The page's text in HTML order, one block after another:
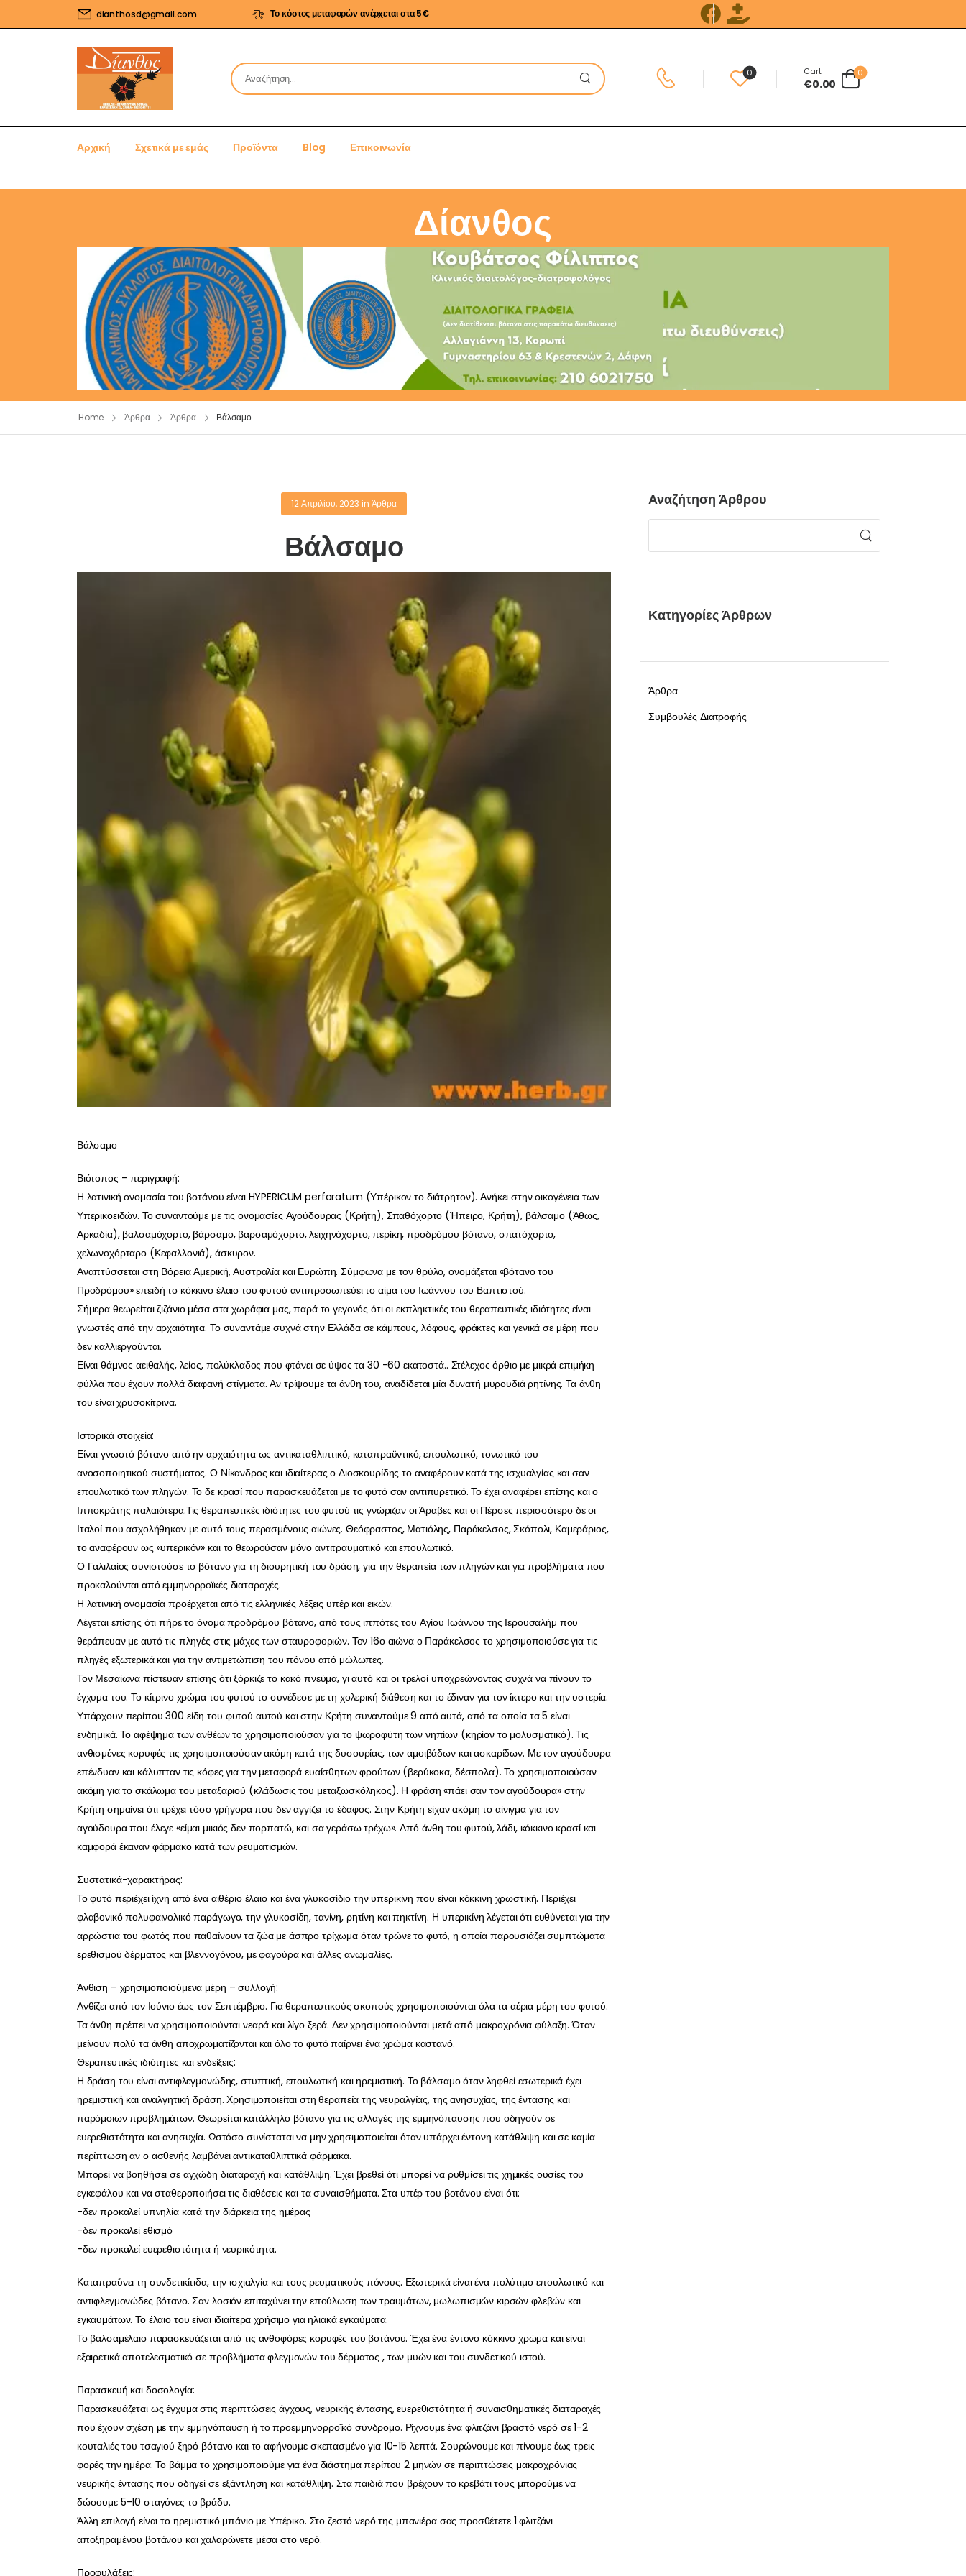
dianthosd@gmail.com Το κόστος μεταφορών ανέρχεται στα 5€
0 Cart
€0.00
0
Αρχική Σχετικά με εμάς Προϊόντα Blog Επικοινωνία
Δίανθος
Home Άρθρα Άρθρα Βάλσαμο
Αναζήτηση Άρθρου
Κατηγορίες Άρθρων
Άρθρα
Συμβουλές Διατροφής
12 Απριλίου, 2023 in Άρθρα
Βάλσαμο
Βάλσαμο
Βιότοπος – περιγραφή:
Η λατινική ονομασία του βοτάνου είναι HYPERICUM perforatum (Υπέρικον το διάτρητον). Ανήκει στην οικογένεια των
Υπερικοειδών. Το συναντούμε με τις ονομασίες Αγούδουρας (Κρήτη), Σπαθόχορτο (Ήπειρο, Κρήτη), βάλσαμο (Άθως,
Αρκαδία), βαλσαμόχορτο, βάρσαμο, βαρσαμόχορτο, λειχηνόχορτο, περίκη, προδρόμου βότανο, σπατόχορτο,
χελωνοχόρταρο (Κεφαλλονιά), άσκυρον.
Αναπτύσσεται στη Βόρεια Αμερική, Αυστραλία και Ευρώπη. Σύμφωνα με τον θρύλο, ονομάζεται «βότανο του
Προδρόμου» επειδή το κόκκινο έλαιο του φυτού αντιπροσωπεύει το αίμα του Ιωάννου του Βαπτιστού.
Σήμερα θεωρείται ζιζάνιο μέσα στα χωράφια μας, παρά το γεγονός ότι οι εκπληκτικές του θεραπευτικές ιδιότητες είναι
γνωστές από την αρχαιότητα. Το συναντάμε συχνά στην Ελλάδα σε κάμπους, λόφους, φράκτες και γενικά σε μέρη που
δεν καλλιεργούνται.
Είναι θάμνος αειθαλής, λείος, πολύκλαδος που φτάνει σε ύψος τα 30 -60 εκατοστά.. Στέλεχος όρθιο με μικρά επιμήκη
φύλλα που έχουν πολλά διαφανή στίγματα. Αν τρίψουμε τα άνθη του, αναδίδεται μία δυνατή μυρουδιά ρητίνης. Τα άνθη
του είναι χρυσοκίτρινα.
Ιστορικά στοιχεία:
Είναι γνωστό βότανο από ην αρχαιότητα ως αντικαταθλιπτικό, καταπραϋντικό, επουλωτικό, τονωτικό του
ανοσοποιητικού συστήματος. Ο Νίκανδρος και ιδιαίτερας ο Διοσκουρίδης το αναφέρουν κατά της ισχυαλγίας και σαν
επουλωτικό των πληγών. Το δε κρασί που παρασκευάζεται με το φυτό σαν αντιπυρετικό. Το έχει αναφέρει επίσης και ο
Ιπποκράτης παλαιότερα.Τις θεραπευτικές ιδιότητες του φυτού τις γνώριζαν οι Άραβες και οι Πέρσες περισσότερο δε οι
Ιταλοί που ασχολήθηκαν με αυτό τους περασμένους αιώνες. Θεόφραστος, Ματιόλης, Παράκελσος, Σκόπολι, Καμεράριος,
το αναφέρουν ως «υπερικόν» και το θεωρούσαν μόνο αντιτραυματικό και επουλωτικό.
Ο Γαλιλαίος συνιστούσε το βότανο για τη διουρητική του δράση, για την θεραπεία των πληγών και για προβλήματα που
προκαλούνται από εμμηνορροϊκές διαταραχές.
Η λατινική ονομασία προέρχεται από τις ελληνικές λέξεις υπέρ και εικών.
Λέγεται επίσης ότι πήρε το όνομα προδρόμου βότανο, από τους ιππότες του Αγίου Ιωάννου της Ιερουσαλήμ που
θεράπευαν με αυτό τις πληγές στις μάχες των σταυροφοριών. Τον 16ο αιώνα ο Παράκελσος το χρησιμοποιούσε για τις
πληγές εξωτερικά και για την αντιμετώπιση του πόνου από μώλωπες.
Τον Μεσαίωνα πίστευαν επίσης ότι ξόρκιζε το κακό πνεύμα, γι αυτό και οι τρελοί υποχρεώνοντας συχνά να πίνουν το
έγχυμα του. Το κίτρινο χρώμα του φυτού το συνέδεσε με τη χολερική διάθεση και το έδιναν για τον ίκτερο και την υστερία.
Υπάρχουν περίπου 300 είδη του φυτού αυτού και στην Κρήτη συναντούμε 9 από αυτά, από τα οποία τα 5 είναι
ενδημικά. Το αφέψημα των ανθέων το χρησιμοποιούσαν για το ψωροφύτη των νηπίων (κηρίον το μολυσματικό). Τις
ανθισμένες κορυφές τις χρησιμοποιούσαν ακόμη κατά της δυσουρίας, των αμοιβάδων και ασκαρίδων. Με τον αγούδουρα
επένδυαν και κάλυπταν τις κόφες για την μεταφορά ευαίσθητων φρούτων (βερύκοκα, δέσπολα). Το χρησιμοποιούσαν
ακόμη για το σκάλωμα του μεταξαριού (κλάδωσις του μεταξωσκόληκος). Η φράση «πάει σαν τον αγούδουρα» στην
Κρήτη σημαίνει ότι τρέχει τόσο γρήγορα που δεν αγγίζει το έδαφος. Στην Κρήτη είχαν ακόμη το αίνιγμα για τον
αγούδουρα που έλεγε «είμαι μικιός δεν πορπατώ, και σα γεράσω τρέχω». Από άνθη του φυτού, λάδι, κόκκινο κρασί και
καμφορά έκαναν φάρμακο κατά των ρευματισμών.
Συστατικά-χαρακτήρας:
Το φυτό περιέχει ίχνη από ένα αιθέριο έλαιο και ένα γλυκοσίδιο την υπερικίνη που είναι κόκκινη χρωστική. Περιέχει
φλαβονικό πολυφαινολικό παράγωγο, την γλυκοσίδη, τανίνη, ρητίνη και πηκτίνη. Η υπερικίνη λέγεται ότι ευθύνεται για την
αρρώστια του φωτός που παθαίνουν τα ζώα με άσπρο τρίχωμα όταν τρώνε το φυτό, η οποία παρουσιάζει συμπτώματα
ερεθισμού δέρματος και βλεννογόνου, με φαγούρα και άλλες ανωμαλίες.
Άνθιση – χρησιμοποιούμενα μέρη – συλλογή:
Ανθίζει από τον Ιούνιο έως τον Σεπτέμβριο. Για θεραπευτικούς σκοπούς χρησιμοποιούνται όλα τα αέρια μέρη του φυτού.
Τα άνθη πρέπει να χρησιμοποιούνται νεαρά και λίγο ξερά. Δεν χρησιμοποιούνται μετά από μακροχρόνια φύλαξη. Όταν
μείνουν πολύ τα άνθη αποχρωματίζονται και όλο το φυτό παίρνει ένα χρώμα καστανό.
Θεραπευτικές ιδιότητες και ενδείξεις:
Η δράση του είναι αντιφλεγμονώδης, στυπτική, επουλωτική και ηρεμιστική. Το βάλσαμο όταν ληφθεί εσωτερικά έχει
ηρεμιστική και αναλγητική δράση. Χρησιμοποιείται στη θεραπεία της νευραλγίας, της ανησυχίας, της έντασης και
παρόμοιων προβλημάτων. Θεωρείται κατάλληλο βότανο για τις αλλαγές της εμμηνόπαυσης που οδηγούν σε
ευερεθιστότητα και ανησυχία. Ωστόσο συνίσταται να μην χρησιμοποιείται όταν υπάρχει έντονη κατάθλιψη και σε καμία
περίπτωση αν ο ασθενής λαμβάνει αντικαταθλιπτικά φάρμακα.
Μπορεί να βοηθήσει σε αγχώδη διαταραχή και κατάθλιψη. Έχει βρεθεί ότι μπορεί να ρυθμίσει τις χημικές ουσίες του
εγκεφάλου και να σταθεροποιήσει τις διαθέσεις και τα συναισθήματα. Στα υπέρ του βοτάνου είναι ότι:
-δεν προκαλεί υπνηλία κατά την διάρκεια της ημέρας
-δεν προκαλεί εθισμό
-δεν προκαλεί ευερεθιστότητα ή νευρικότητα.
Καταπραΰνει τη συνδετικίτιδα, την ισχιαλγία και τους ρευματικούς πόνους. Εξωτερικά είναι ένα πολύτιμο επουλωτικό και
αντιφλεγμονώδες βότανο. Σαν λοσιόν επιταχύνει την επούλωση των τραυμάτων, μωλωπισμών κιρσών φλεβών και
εγκαυμάτων. Το έλαιο του είναι ιδιαίτερα χρήσιμο για ηλιακά εγκαύματα.
Το βαλσαμέλαιο παρασκευάζεται από τις ανθοφόρες κορυφές του βοτάνου. Έχει ένα έντονο κόκκινο χρώμα και είναι
εξαιρετικά αποτελεσματικό σε προβλήματα φλεγμονών του δέρματος , των μυών και του συνδετικού ιστού.
Παρασκευή και δοσολογία:
Παρασκευάζεται ως έγχυμα στις περιπτώσεις άγχους, νευρικής έντασης, ευερεθιστότητα ή συναισθηματικές διαταραχές
που έχουν σχέση με την εμμηνόπαυση ή το προεμμηνορροϊκό σύνδρομο. Ρίχνουμε ένα φλιτζάνι βραστό νερό σε 1-2
κουταλιές του τσαγιού ξηρό βότανο και το αφήνουμε σκεπασμένο για 10-15 λεπτά. Σουρώνουμε και πίνουμε έως τρεις
φορές την ημέρα. Το βάμμα το χρησιμοποιούμε για ένα διάστημα περίπου 2 μηνών σε περιπτώσεις μακροχρόνιας
νευρικής έντασης που οδηγεί σε εξάντληση και κατάθλιψη. Στα παιδιά που βρέχουν το κρεβάτι τους μπορούμε να
δώσουμε 5-10 σταγόνες το βράδυ.
Άλλη επιλογή είναι το ηρεμιστικό μπάνιο με Υπέρικο. Στο ζεστό νερό της μπανιέρα σας προσθέτετε 1 φλιτζάνι
αποξηραμένου βοτάνου και χαλαρώνετε μέσα στο νερό.
Προφυλάξεις: